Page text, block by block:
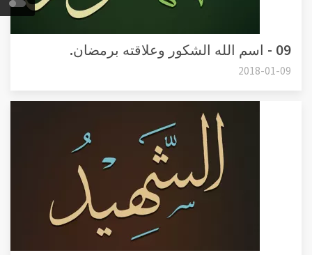
09 - اسم الله الشكور وعلاقته برمضان.
2018-01-09